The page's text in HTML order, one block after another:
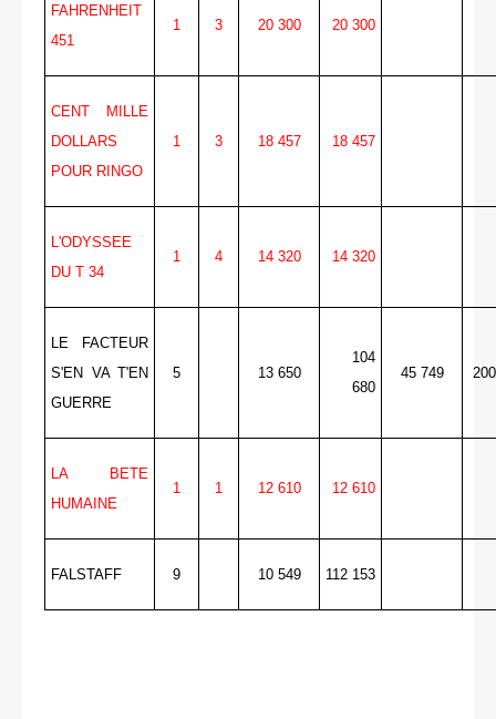
FAHRENHEIT
451
1 3 20 300 20 300
CENT MILLE
DOLLARS
POUR RINGO
1 3 18 457 18 457
L'ODYSSEE
DU T 34
1 4 14 320 14 320
LE FACTEUR
S'EN VA T'EN
GUERRE
5 13 650
104
680
45 749
LA BETE
HUMAINE
1 1 12 610 12 610
FALSTAFF 9 10 549 112 153